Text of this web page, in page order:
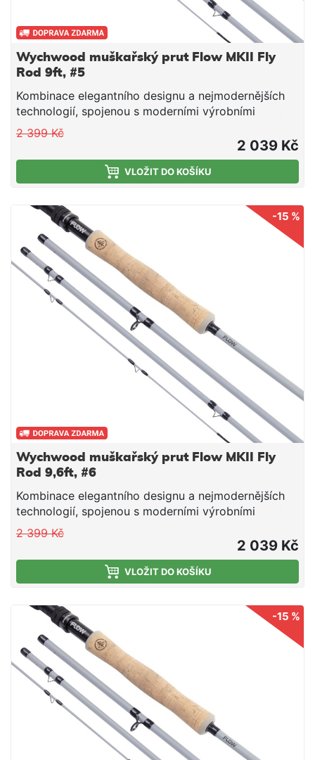
Wychwood muškařský prut Flow MKII Fly
Rod 9ft, #5
Kombinace elegantního designu a nejmodernějších
technologií, spojenou s moderními výrobními
postupy, je tato nová řada prutů FLOW navržena tak,
aby splňovala na maximum potřeby moderního
rybáře.
2 399 Kč
2 039 Kč
VLOŽIT DO KOŠÍKU
-15 %
Wychwood muškařský prut Flow MKII Fly
Rod 9,6ft, #6
Kombinace elegantního designu a nejmodernějších
technologií, spojenou s moderními výrobními
postupy, je tato nová řada prutů FLOW navržena tak,
aby splňovala na maximum potřeby moderního
rybáře.
2 399 Kč
2 039 Kč
VLOŽIT DO KOŠÍKU
-15 %